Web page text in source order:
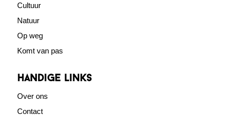
Cultuur
Natuur
Op weg
Komt van pas
Handige links
Over ons
Contact